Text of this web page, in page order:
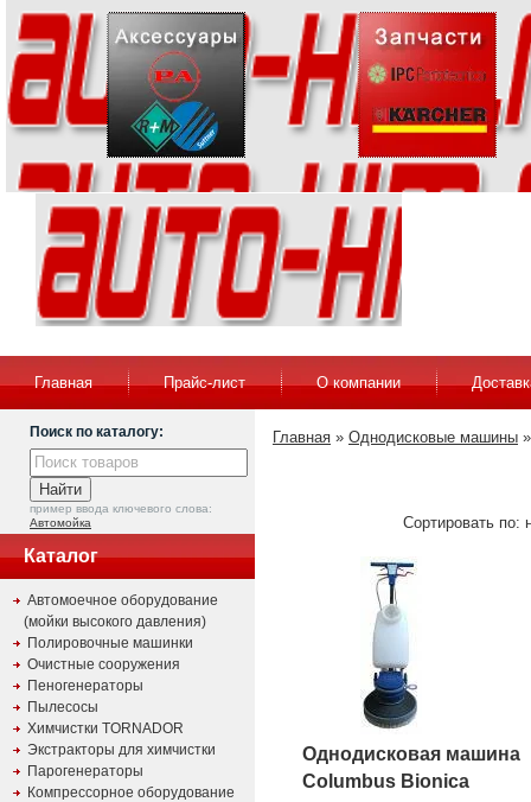
Главная Прайс-лист О компании
Поиск по каталогу:
пример ввода ключевого слова:
Автомойка
Каталог
Автомоечное оборудование
(мойки высокого давления)
Полировочные машинки
Очистные сооружения
Пеногенераторы
Пылесосы
Химчистки TORNADOR
Экстракторы для химчистки
Парогенераторы
Компрессорное оборудование
Главная » Однодисковые машины
Сортировать по:
Однодисковая машина
Columbus Bionica